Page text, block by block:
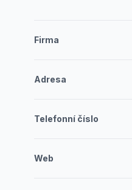
Firma
Adresa
Telefonní číslo
Web